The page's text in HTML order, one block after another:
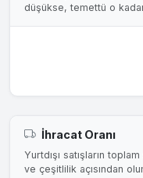
düşükse, temettü o
İhracat Oranı
Yurtdışı satışların
ve çeşitlilik açısından